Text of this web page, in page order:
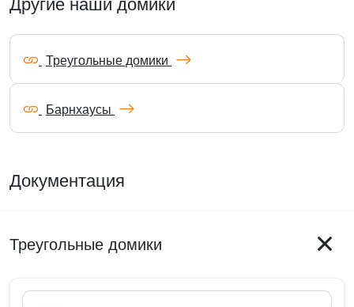
Другие наши домики
Треугольные домики
Барнхаусы
Документация
Треугольные домики